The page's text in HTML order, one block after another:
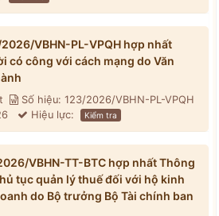
VBHN-PL-VPQH hợp nhất
có công với cách mạng do Văn
Số hiệu: 123/2026/VBHN-PL-VPQH
Hiệu lực: Kiểm tra
VBHN-TT-BTC hợp nhất Thông
tục quản lý thuế đối với hộ kinh
do Bộ trưởng Bộ Tài chính ban